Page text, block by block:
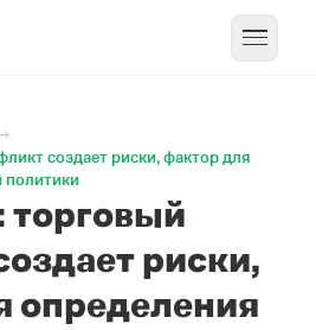
создает риски, фактор для
политики
торговый
риски,
определения